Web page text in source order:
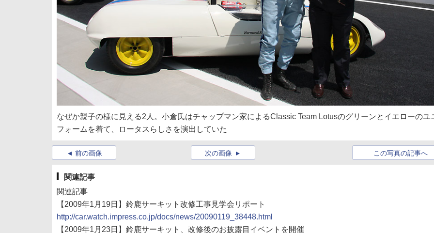
なぜか親子の様に見える2人。小倉氏はチャップマン家によるClassic Team Lotusのグリーンとイエローのユ
フォームを着て、ロータスらしさを演出していた
前の画像 この写真の記事へ
次の画像
関連記事
関連記事
【2009年1月19日】鈴鹿サーキット改修工事見学会リポート
http://car.watch.impress.co.jp/docs/news/20090119_38448.html
【2009年1月23日】鈴鹿サーキット、改修後のお披露目イベントを開催